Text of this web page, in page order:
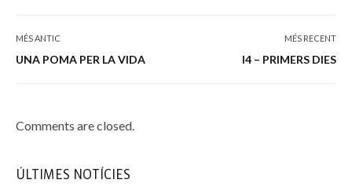
MÉS ANTIC
UNA POMA PER LA VIDA
MÉS RECENT
I4 – PRIMERS DIES
Comments are closed.
ÚLTIMES NOTÍCIES